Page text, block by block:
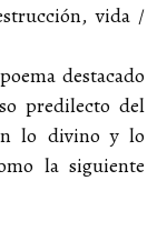
vida /
destacado
predilecto del
lo divino y lo
la siguiente